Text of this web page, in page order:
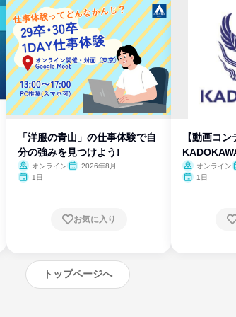
「洋服の青山」の仕事体験で自
分の強みを見つけよう!
オンライン
2026年8月
1日
お気に入り
【動画コン
オンライン
1日
トップページへ